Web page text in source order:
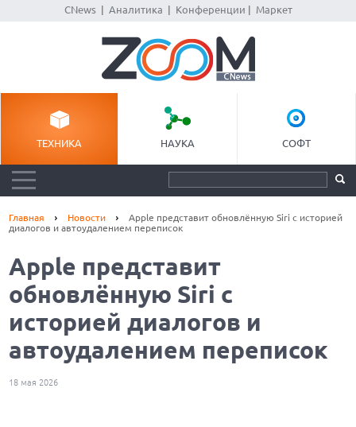
CNews| Аналитика Конференции Маркет
ТЕХНИКА НАУКА СОФТ
Главная Новости
Apple представит обновлённую Siri с историей
диалогов и автоудалением переписок
Apple представит
обновлённую Siri с
историей диалогов и
автоудалением переписок
18 мая 2026